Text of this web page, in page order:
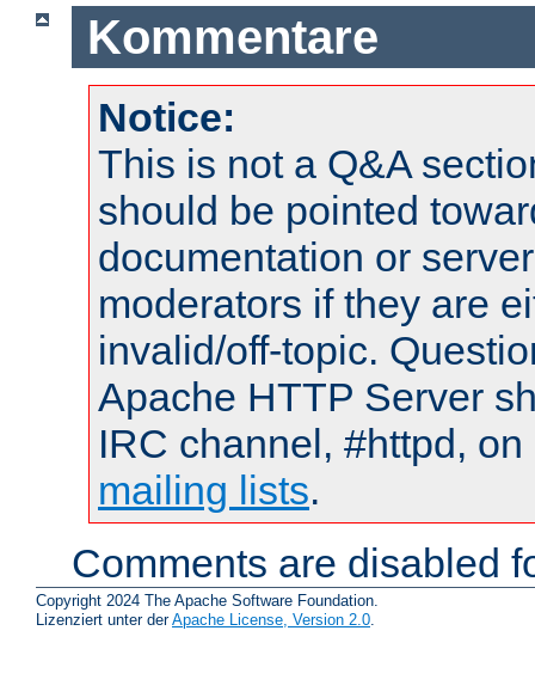
Kommentare
Notice:
This is not a Q&A
should be pointed
documentation or
moderators if they are
invalid/off-topic.
Apache HTTP Server
IRC channel, #httpd,
mailing lists.
Comments are disabled
Copyright 2024 The Apache Software Foundation.
Lizenziert unter derApache License, Version 2.0.